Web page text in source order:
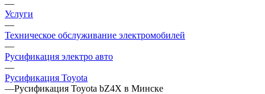
—
Услуги
—
Техническое обслуживание электромобилей
—
Русификация электро авто
—
Русификация Toyota
—Русификация Toyota bZ4X в Минске